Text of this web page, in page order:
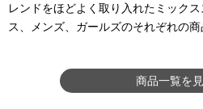
レンドをほどよく取り入れたミック
ス、メンズ、ガールズのそれぞれの商
商品一覧を